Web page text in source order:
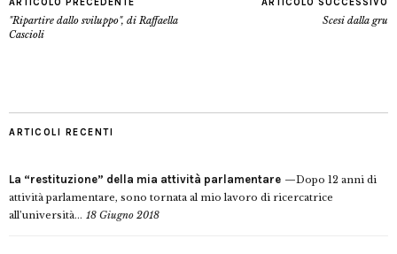
ARTICOLO PRECEDENTE
"Ripartire dallo sviluppo", di Raffaella
Cascioli
ARTICOLO SUCCESSIVO
Scesi dalla gru
ARTICOLI RECENTI
La “restituzione” della mia attività parlamentare
Dopo 12 anni di
attività parlamentare, sono tornata al mio lavoro di ricercatrice
all’università... 18 Giugno 2018